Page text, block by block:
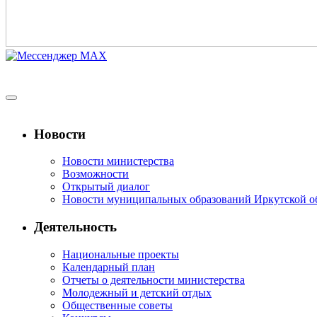
Новости
Новости министерства
Возможности
Открытый диалог
Новости муниципальных образований Иркутской
Деятельность
Национальные проекты
Календарный план
Отчеты о деятельности министерства
Молодежный и детский отдых
Общественные советы